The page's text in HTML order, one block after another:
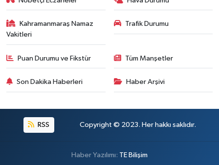
Kahramanmaraş Namaz
Vakitleri
Trafik Durumu
Puan Durumu ve Fikstür Tüm Manşetler
Son Dakika Haberleri Haber Arşivi
RSS Copyright © 2023. Her hakkı saklıdır.
Haber Yazılımı: TE Bilişim